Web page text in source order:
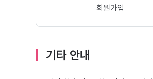
회원가입
기타 안내